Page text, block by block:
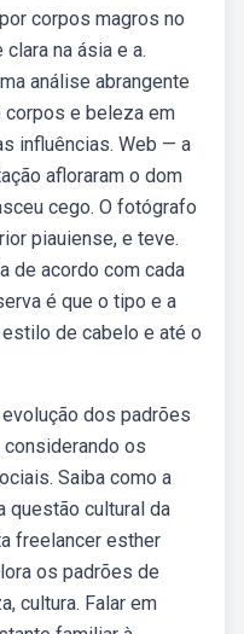
corpos magros no
na ásia e a.
análise abrangente
e beleza em
influências. Web — a
afloraram o dom
cego. O fotógrafo
piauiense, e teve.
de acordo com cada
é que o tipo e a
de cabelo e até o
dos padrões
os
Saiba como a
questão cultural da
freelancer esther
os padrões de
cultura. Falar em